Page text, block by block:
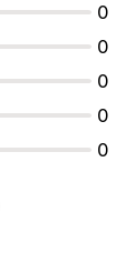
0
0
0
0
0